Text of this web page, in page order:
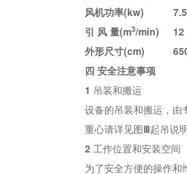
风机功率(kw)
7.5
引 风 量(m3/min) 12
外形尺寸(cm)
四 安全注意事项
1 吊装和搬运
设备的吊装和搬运，由
重心请详见图Ⅲ起吊说
2 工作位置和安装空间
为了安全方便的操作